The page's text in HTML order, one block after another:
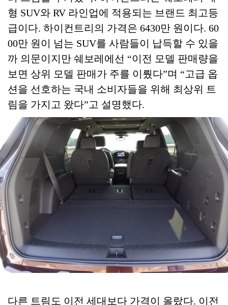
형 SUV와 RV 라인업에 적용되는 브랜드 최고등
급이다. 하이컨트리의 가격은 6430만 원이다. 60
00만 원이 넘는 SUV를 사람들이 납득할 수 있을
까 의문이지만 쉐보레에선 “이전 모델 판매량을
보면 상위 모델 판매가 주를 이뤘다”며 “고급 옵
션을 선호하는 국내 소비자들을 위해 최상위 트
림을 가지고 왔다”고 설명했다.
다른 트림도 이전 세대보다 가격이 올랐다. 이전